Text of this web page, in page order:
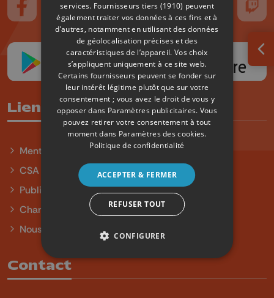
Suivez-nous sur FaceBook
Suivez-nous sur Instagram
Suivez-nous sur TikTok
Suivez-nous sur YouTube
Suivez-nous
Liens utiles
Mentions légales
CSA
Publicité
Charte sur l'égalité et la diversité
Nous contacter
Contact
services. Fournisseurs tiers (1910) peuvent
également traiter vos données à ces fins et à
d’autres, notamment en utilisant des données
de géolocalisation précises et des
caractéristiques de l’appareil. Vos choix
s’appliquent uniquement à ce site web.
Certains fournisseurs peuvent se fonder sur
leur intérêt légitime plutôt que sur votre
consentement ; vous avez le droit de vous y
opposer dans Paramètres publicitaires. Vous
pouvez retirer votre consentement à tout
moment dans Paramètres des cookies.
Politique de confidentialité
ACCEPTER & FERMER
REFUSER TOUT
CONFIGURER